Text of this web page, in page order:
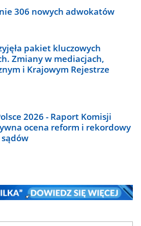
306 nowych adwokatów
pakiet kluczowych
Zmiany w mediacjach,
i Krajowym Rejestrze
2026 - Raport Komisji
ocena reform i rekordowy